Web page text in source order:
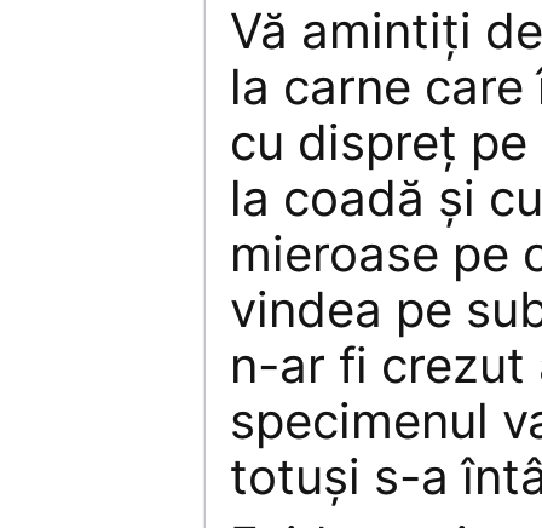
Vă amintiţi
la carne care
cu dispreţ
la coadă şi
mieroase pe
vindea pe
n-ar fi crezut
specimenul
totuşi s-a